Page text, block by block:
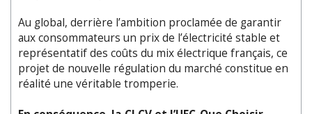
Au global, derrière l’ambition proclamée de garantir
aux consommateurs un prix de l’électricité stable et
représentatif des coûts du mix électrique français, ce
projet de nouvelle régulation du marché constitue en
réalité une véritable tromperie.